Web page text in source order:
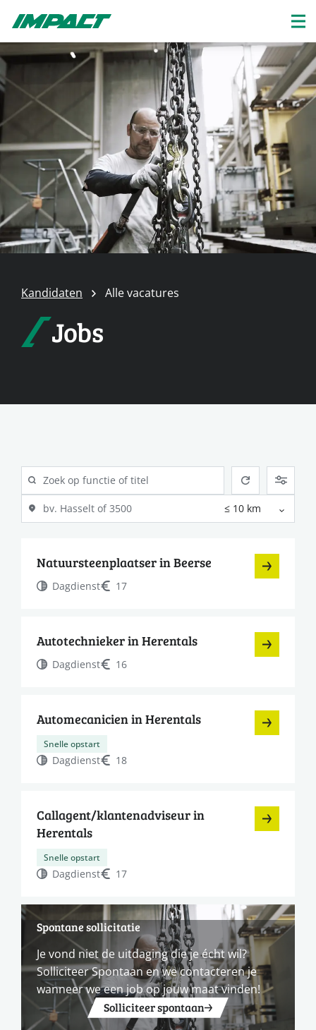
Kandidaten Alle vacatures
Jobs
Natuursteenplaatser in Beerse
Dagdienst 17
Autotechnieker in Herentals
Dagdienst 16
Automecanicien in Herentals
Snelle opstart
Dagdienst 18
Callagent/klantenadviseur in
Herentals
Snelle opstart
Dagdienst 17
Spontane sollicitatie
Je vond niet de uitdaging die je écht wil?
Solliciteer Spontaan en we contacteren je
wanneer we een job op jouw maat vinden!
Solliciteer spontaan